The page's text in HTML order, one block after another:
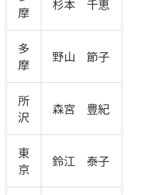
摩
杉本 千恵
多
摩
野山 節子
所
沢
森宮 豊紀
東
京
鈴江 泰子